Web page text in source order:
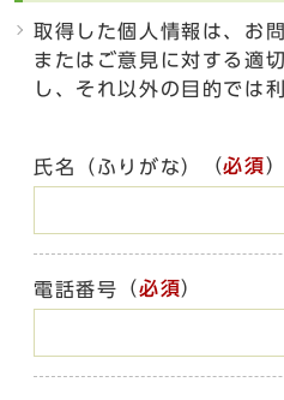
取得した個人情報は、お
またはご意見に対する適
し、それ以外の目的では
氏名（ふりがな） （必須）
電話番号 （必須）